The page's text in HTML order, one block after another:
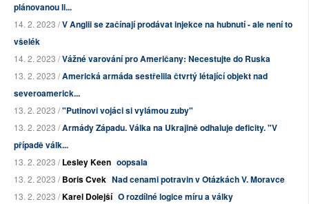
plánovanou li...
14. 2. 2023 /V Anglii se začínají prodávat injekce na hubnutí - ale není to
všelék
14. 2. 2023 /Vážné varování pro Američany: Necestujte do Ruska
13. 2. 2023 /Americká armáda sestřelila čtvrtý létající objekt nad
severoamerick...
13. 2. 2023 /"Putinovi vojáci si vylámou zuby"
13. 2. 2023 /Armády Západu. Válka na Ukrajině odhaluje deficity. "V
případě válk...
13. 2. 2023 /Lesley Keen oopsala
13. 2. 2023 /Boris Cvek Nad cenami potravin v Otázkách V. Moravce
13. 2. 2023 /Karel Dolejší O rozdílné logice míru a války